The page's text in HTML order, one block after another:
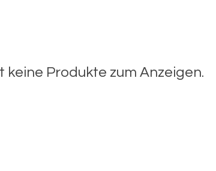
keine Produkte zum Anzeigen.